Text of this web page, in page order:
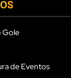
Gole
de Eventos